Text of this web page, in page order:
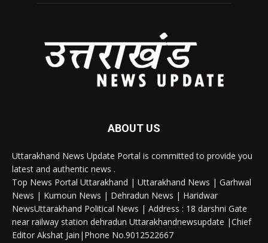
ABOUT US
Uttarakhand News Update Portal is committed to provide you
latest and authentic news .
Top News Portal Uttarakhand | Uttarakhand News | Garhwal
News | Kumoun News | Dehradun News | Haridwar
NewsUttarakhand Political News | Address : 18 darshni Gate
near railway station dehradun Uttarakhandnewsupdate |Chief
Editor Akshat Jain|Phone No.9012522667